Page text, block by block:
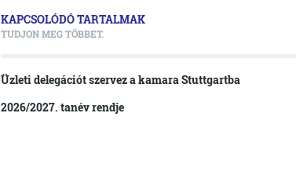
KAPCSOLÓDÓ TARTALMAK
TUDJON MEG TÖBBET.
Üzleti delegációt szervez a kamara Stuttgartba
2026/2027. tanév rendje